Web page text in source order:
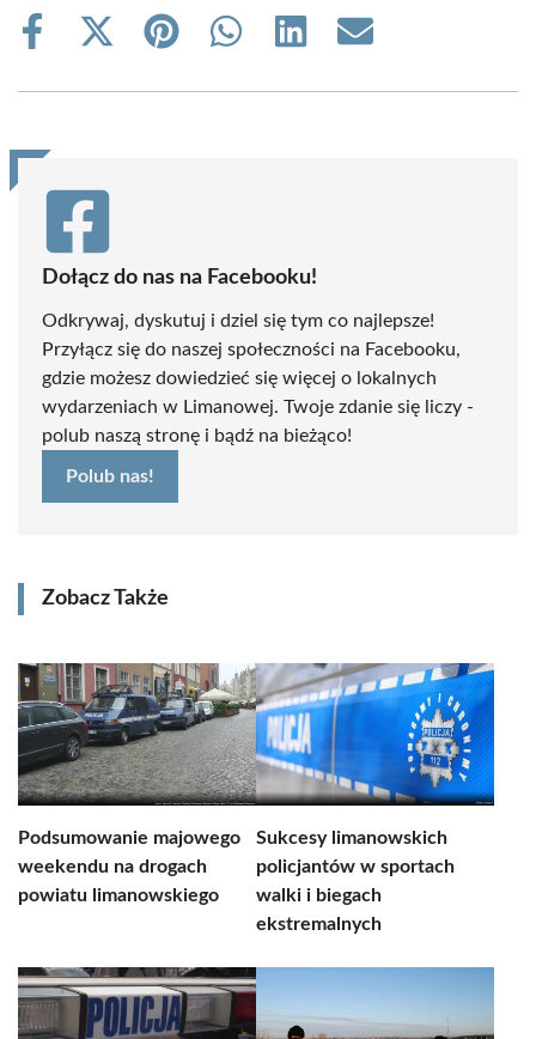
Share
Share
(Twitter)
Share
Share
Share
Share
Dołącz do nas na Facebooku!
Odkrywaj, dyskutuj i dziel się tym co najlepsze!
Przyłącz się do naszej społeczności na Facebooku,
gdzie możesz dowiedzieć się więcej o lokalnych
wydarzeniach w Limanowej. Twoje zdanie się liczy -
polub naszą stronę i bądź na bieżąco!
Polub nas!
Zobacz Także
Podsumowanie majowego
weekendu na drogach
powiatu limanowskiego
Sukcesy limanowskich
policjantów w sportach
walki i biegach
ekstremalnych